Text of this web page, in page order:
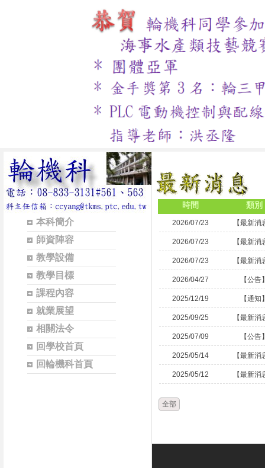
本科簡介
師資陣容
教學設備
教學目標
課程內容
就業展望
相關法令
回學校首頁
回輪機科首頁
時間 類別
2026/07/23 【最新消
2026/07/23 【最新消
2026/07/23 【最新消
2026/04/27 【公告
2025/12/19 【通知
2025/09/25 【最新消
2025/07/09 【公告
2025/05/14 【最新消
2025/05/12 【最新消
全部